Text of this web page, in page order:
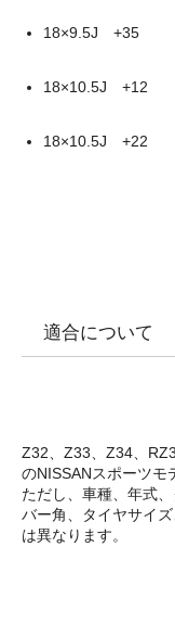
18×9.5J +35
18×10.5J +12
18×10.5J +22
適合について
Z32、Z33、Z34、
のNISSANスポーツモ
ただし、車種、年式
バー角、タイヤサイ
は異なります。